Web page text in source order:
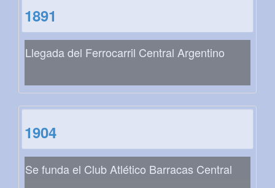
1891
Llegada del Ferrocarril Central Argentino
1904
Se funda el Club Atlético Barracas Central